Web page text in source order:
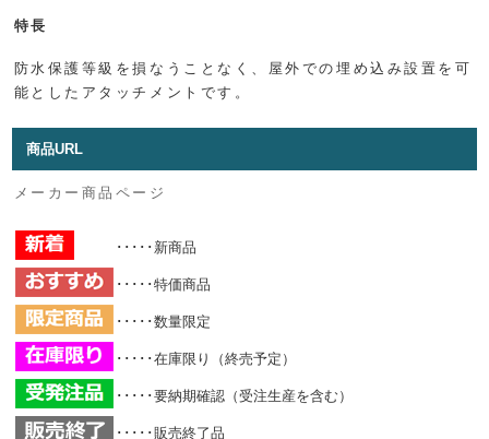
特長
防水保護等級を損なうことなく、屋外での埋め込み設置を可
能としたアタッチメントです。
商品URL
メーカー商品ページ
･････新商品
･････特価商品
･････数量限定
･････在庫限り（終売予定）
･････要納期確認（受注生産を含む）
･････販売終了品